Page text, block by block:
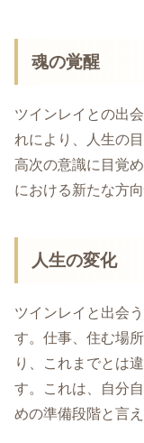
魂の覚醒
ツインレイとの出
れにより、人生の
高次の意識に目覚
における新たな方
人生の変化
ツインレイと出会
す。仕事、住む場
り、これまでとは
す。これは、自分
めの準備段階と言え